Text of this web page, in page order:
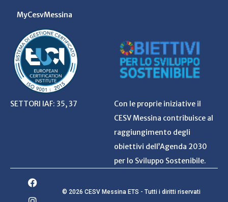
MyCesvMessina
SETTORI IAF: 35, 37
Con le proprie iniziative il
CESV Messina contribuisce al
raggiungimento degli
obiettivi dell’Agenda 2030
per lo Sviluppo Sostenibile.
© 2026 CESV Messina ETS - Tutti i diritti riservati